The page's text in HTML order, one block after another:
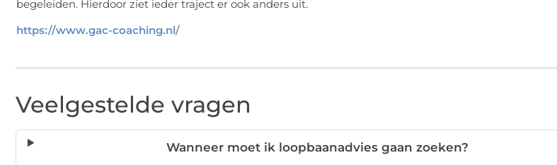
begeleiden. Hierdoor ziet ieder traject er ook anders uit.
https://www.gac-coaching.nl/
Veelgestelde vragen
Wanneer moet ik loopbaanadvies gaan zoeken?